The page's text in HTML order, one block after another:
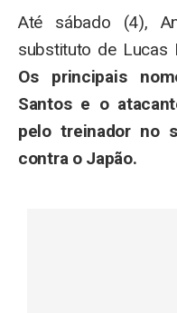
Até sábado (4),
substituto de Lucas
Os principais
Santos e o
pelo treinador no
contra o Japão.